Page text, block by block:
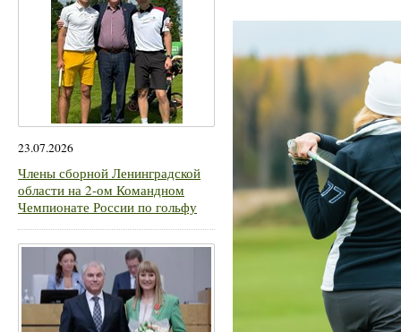
23.07.2026
Члены сборной Ленинградской
области на 2-ом Командном
Чемпионате России по гольфу